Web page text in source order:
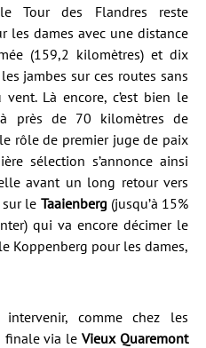
Tour des Flandres reste
les dames avec une distance
(159,2 kilomètres) et dix
jambes sur ces routes sans
Là encore, c’est bien le
près de 70 kilomètres de
rôle de premier juge de paix
sélection s’annonce ainsi
avant un long retour vers
sur le Taaienberg (jusqu’à 15%
qui va encore décimer le
Koppenberg pour les dames,
comme chez les
finale via leVieux Quaremont